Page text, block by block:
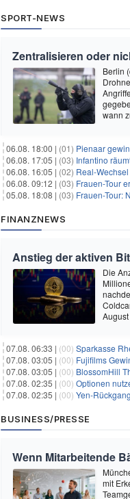
SPORT-NEWS
Zentralisieren oder
Berlin
wann
06.08. 18:00 | (01) Pienaar
06.08. 17:05 | (03) Infantino
06.08. 16:05 | (02) Real-
06.08. 09:12 | (03) Frauen-Tour
05.08. 18:08 | (03) Frauen-Tour:
FINANZNEWS
Anstieg der aktiven
Die
07.08. 06:33 | (00) Sparkasse
07.08. 03:05 | (00) Fujifilms
07.08. 03:05 | (00) BlossomHill
07.08. 02:35 | (00) Optionen
07.08. 02:35 | (00) Yen-
BUSINESS/PRESSE
Wenn Mitarbeitende
mit